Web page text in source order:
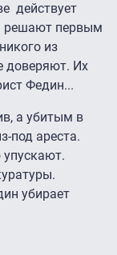
действует
решают первым
из
доверяют. Их
Федин...
а убитым в
под ареста.
упускают.
убирает